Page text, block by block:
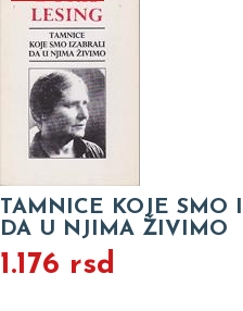
TAMNICE KOJE SMO
DA U NJIMA ŽIVIMO
1.176 rsd